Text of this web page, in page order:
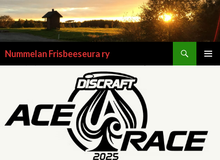
Nummelan Frisbeeseura ry